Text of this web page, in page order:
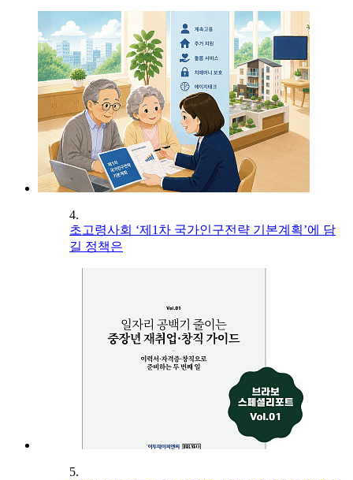
4.
초고령사회 ‘제1차 국가인구전략 기본계획’에 담
길 정책은
5.